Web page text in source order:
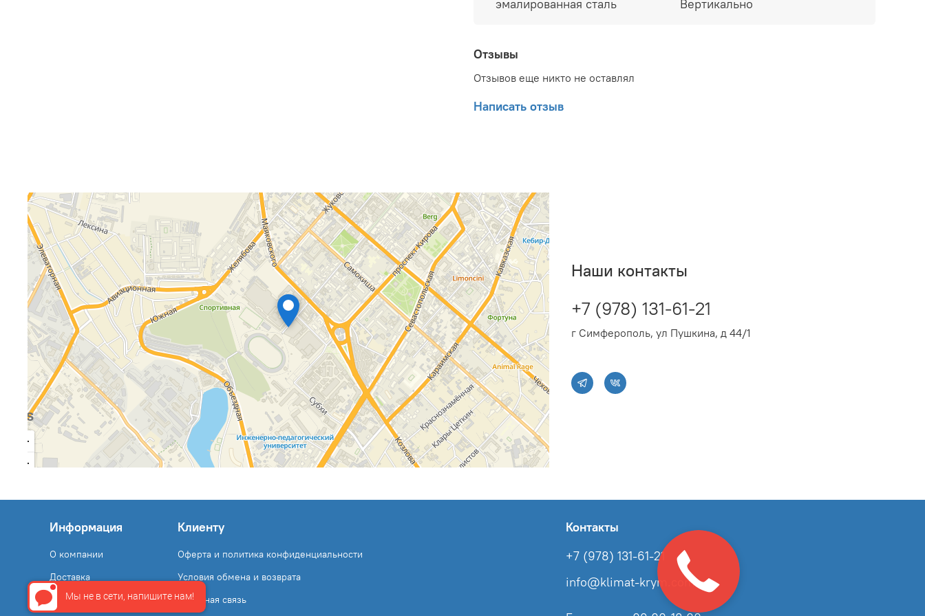
многоуровневая система безопасности включает защиту от
эмалированная сталь Вертикально
Отзывы
Отзывов еще никто не оставлял
Написать отзыв
Наши контакты
+7 (978) 131-61-21
г Симферополь, ул Пушкина, д 44/1
Информация
О компании
Доставка
Оплата
Клиенту
Оферта и политика конфиденциальности
Условия обмена и возврата
Обратная связь
Контакты
+7 (978) 131-61-21
info@klimat-krym.com
Мы не в сети, напишите нам!